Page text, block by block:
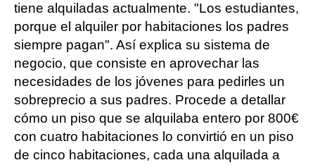
tiene alquiladas actualmente. "Los estudiantes,
porque el alquiler por habitaciones los padres
siempre pagan". Así explica su sistema de
negocio, que consiste en aprovechar las
necesidades de los jóvenes para pedirles un
sobreprecio a sus padres. Procede a detallar
cómo un piso que se alquilaba entero por 800€
con cuatro habitaciones lo convirtió en un piso
de cinco habitaciones, cada una alquilada a